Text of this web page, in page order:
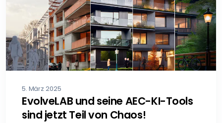
5. März 2025
EvolveLAB und seine AEC-KI-Tools
sind jetzt Teil von Chaos!